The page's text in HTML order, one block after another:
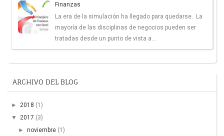
Finanzas
La era de la simulación ha llegado para quedarse. La
mayoría de las disciplinas de negocios pueden ser
tratadas desde un punto de vista a...
ARCHIVO DEL BLOG
► 2018 (1)
▼ 2017 (3)
►noviembre (1)